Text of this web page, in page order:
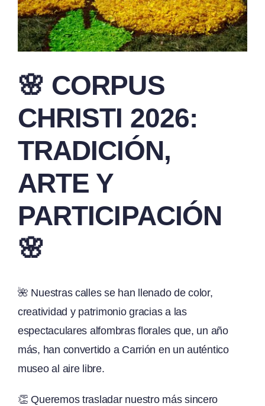
🌸 CORPUS
CHRISTI 2026:
TRADICIÓN,
ARTE Y
PARTICIPACIÓN
🌸
🌺 Nuestras calles se han llenado de color,
creatividad y patrimonio gracias a las
espectaculares alfombras florales que, un año
más, han convertido a Carrión en un auténtico
museo al aire libre.
👏 Queremos trasladar nuestro más sincero